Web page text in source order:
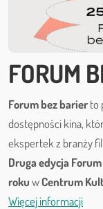
FORUM
Forum bez barierto
dostępności kina,
ekspertek z branży
Druga edycja
rokuwCentrum
Więcej informacji